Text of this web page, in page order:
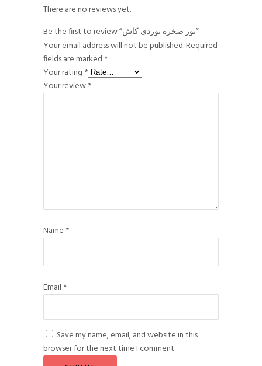
There are no reviews yet.
Be the first to review “تور صخره نوردی کاش”
Your email address will not be published.Required
fields are marked *
Your rating *
Your review*
Name *
Email *
Save my name, email, and website in this
browser for the next time I comment.